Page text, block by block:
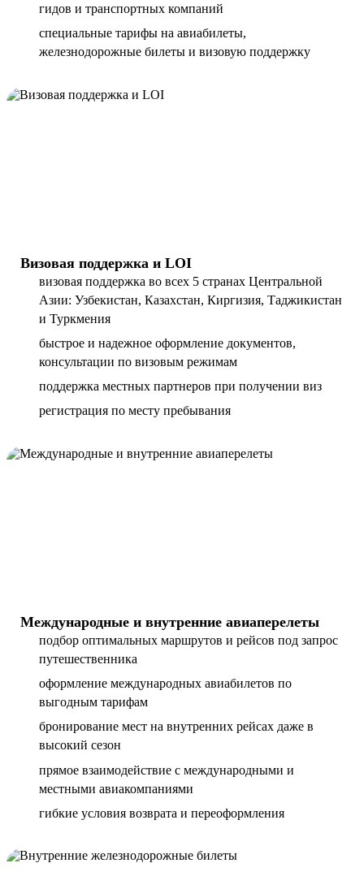
гидов и транспортных компаний
специальные тарифы на авиабилеты,
железнодорожные билеты и визовую поддержку
Визовая поддержка и LOI
визовая поддержка во всех 5 странах Центральной
Азии: Узбекистан, Казахстан, Киргизия, Таджикистан
и Туркмения
быстрое и надежное оформление документов,
консультации по визовым режимам
поддержка местных партнеров при получении виз
регистрация по месту пребывания
Международные и внутренние авиаперелеты
подбор оптимальных маршрутов и рейсов под запрос
путешественника
оформление международных авиабилетов по
выгодным тарифам
бронирование мест на внутренних рейсах даже в
высокий сезон
прямое взаимодействие с международными и
местными авиакомпаниями
гибкие условия возврата и переоформления